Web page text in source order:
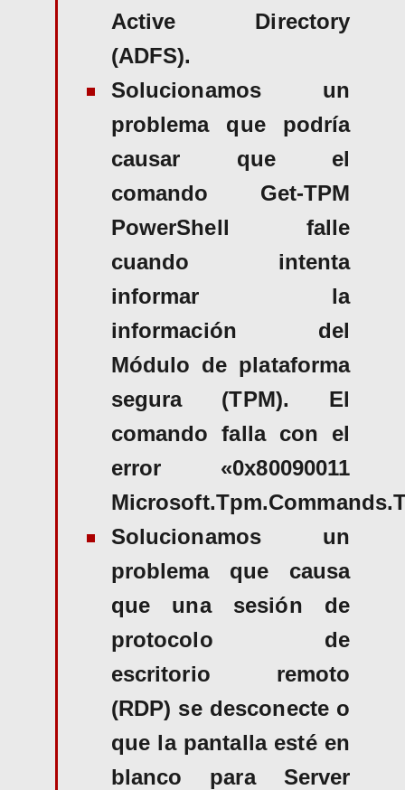
Active Directory
(ADFS).
Solucionamos un
problema que podría
causar que el
comando Get-TPM
PowerShell falle
cuando intenta
informar la
información del
Módulo de plataforma
segura (TPM). El
comando falla con el
error «0x80090011
Solucionamos un
problema que causa
que una sesión de
protocolo de
escritorio remoto
(RDP) se desconecte o
que la pantalla esté en
blanco para Server